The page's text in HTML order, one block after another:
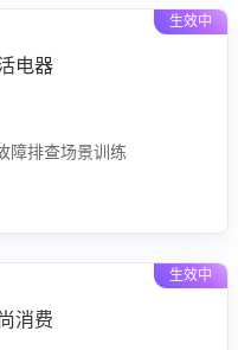
生效中
电器
障排查场景训练
生效中
消费